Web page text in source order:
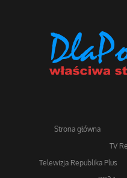
Strona główna
TV
Telewizja Republika Plus